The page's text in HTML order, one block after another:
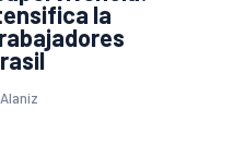
la